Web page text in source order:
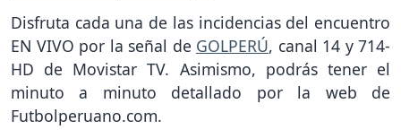
Disfruta cada una de las incidencias del encuentro
EN VIVO por la señal de GOLPERÚ, canal 14 y 714-
HD de Movistar TV. Asimismo, podrás tener el
minuto a minuto detallado por la web de
Futbolperuano.com.